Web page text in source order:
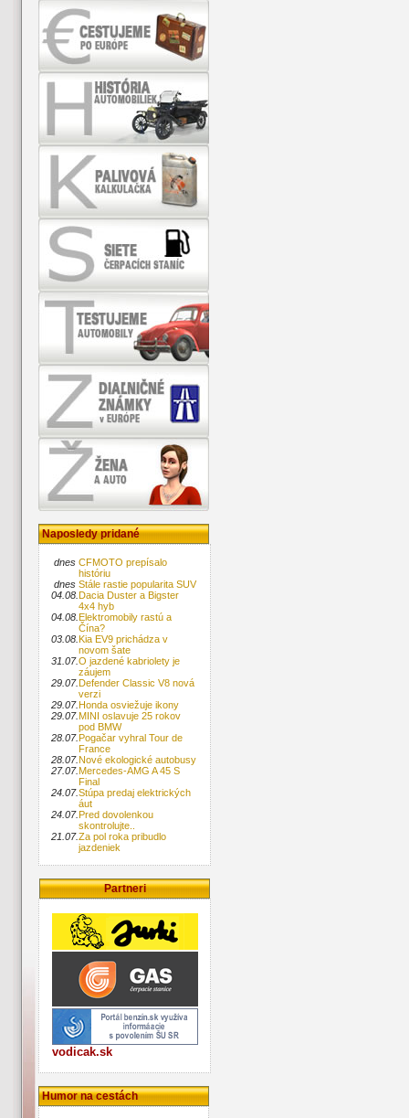
Naposledy pridané
dnes CFMOTO prepísalo
históriu
dnes Stále rastie popularita SUV
04.08.Dacia Duster a Bigster
4x4 hyb
04.08.Elektromobily rastú a
Čína?
03.08.Kia EV9 prichádza v
novom šate
31.07.O jazdené kabriolety je
záujem
29.07.Defender Classic V8 nová
verzi
29.07.Honda osviežuje ikony
29.07.MINI oslavuje 25 rokov
pod BMW
28.07.Pogačar vyhral Tour de
France
28.07.Nové ekologické autobusy
27.07.Mercedes-AMG A 45 S
Final
24.07.Stúpa predaj elektrických
áut
24.07.Pred dovolenkou
skontrolujte..
21.07.Za pol roka pribudlo
jazdeniek
Partneri
vodicak.sk
Humor na cestách